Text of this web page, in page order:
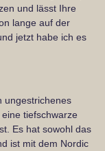
und lässt Ihre
lange auf der
jetzt habe ich es
ungestrichenes
tiefschwarze
Es hat sowohl das
ist mit dem Nordic